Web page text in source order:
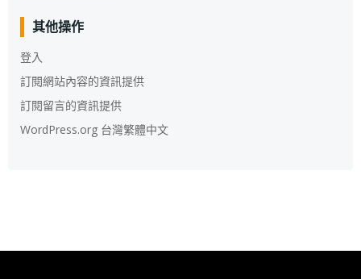
其他操作
登入
訂閱網站內容的資訊提供
訂閱留言的資訊提供
WordPress.org 台灣繁體中文